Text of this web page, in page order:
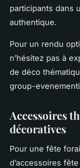
participants dans
authentique.
Pour un rendu
n’hésitez pas à
de déco
group-
Accessoires
décoratives
Pour une fête
d’accessoires